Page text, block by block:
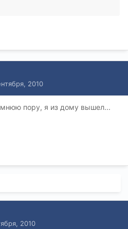
2010
пору, я из дому вышел...
2010